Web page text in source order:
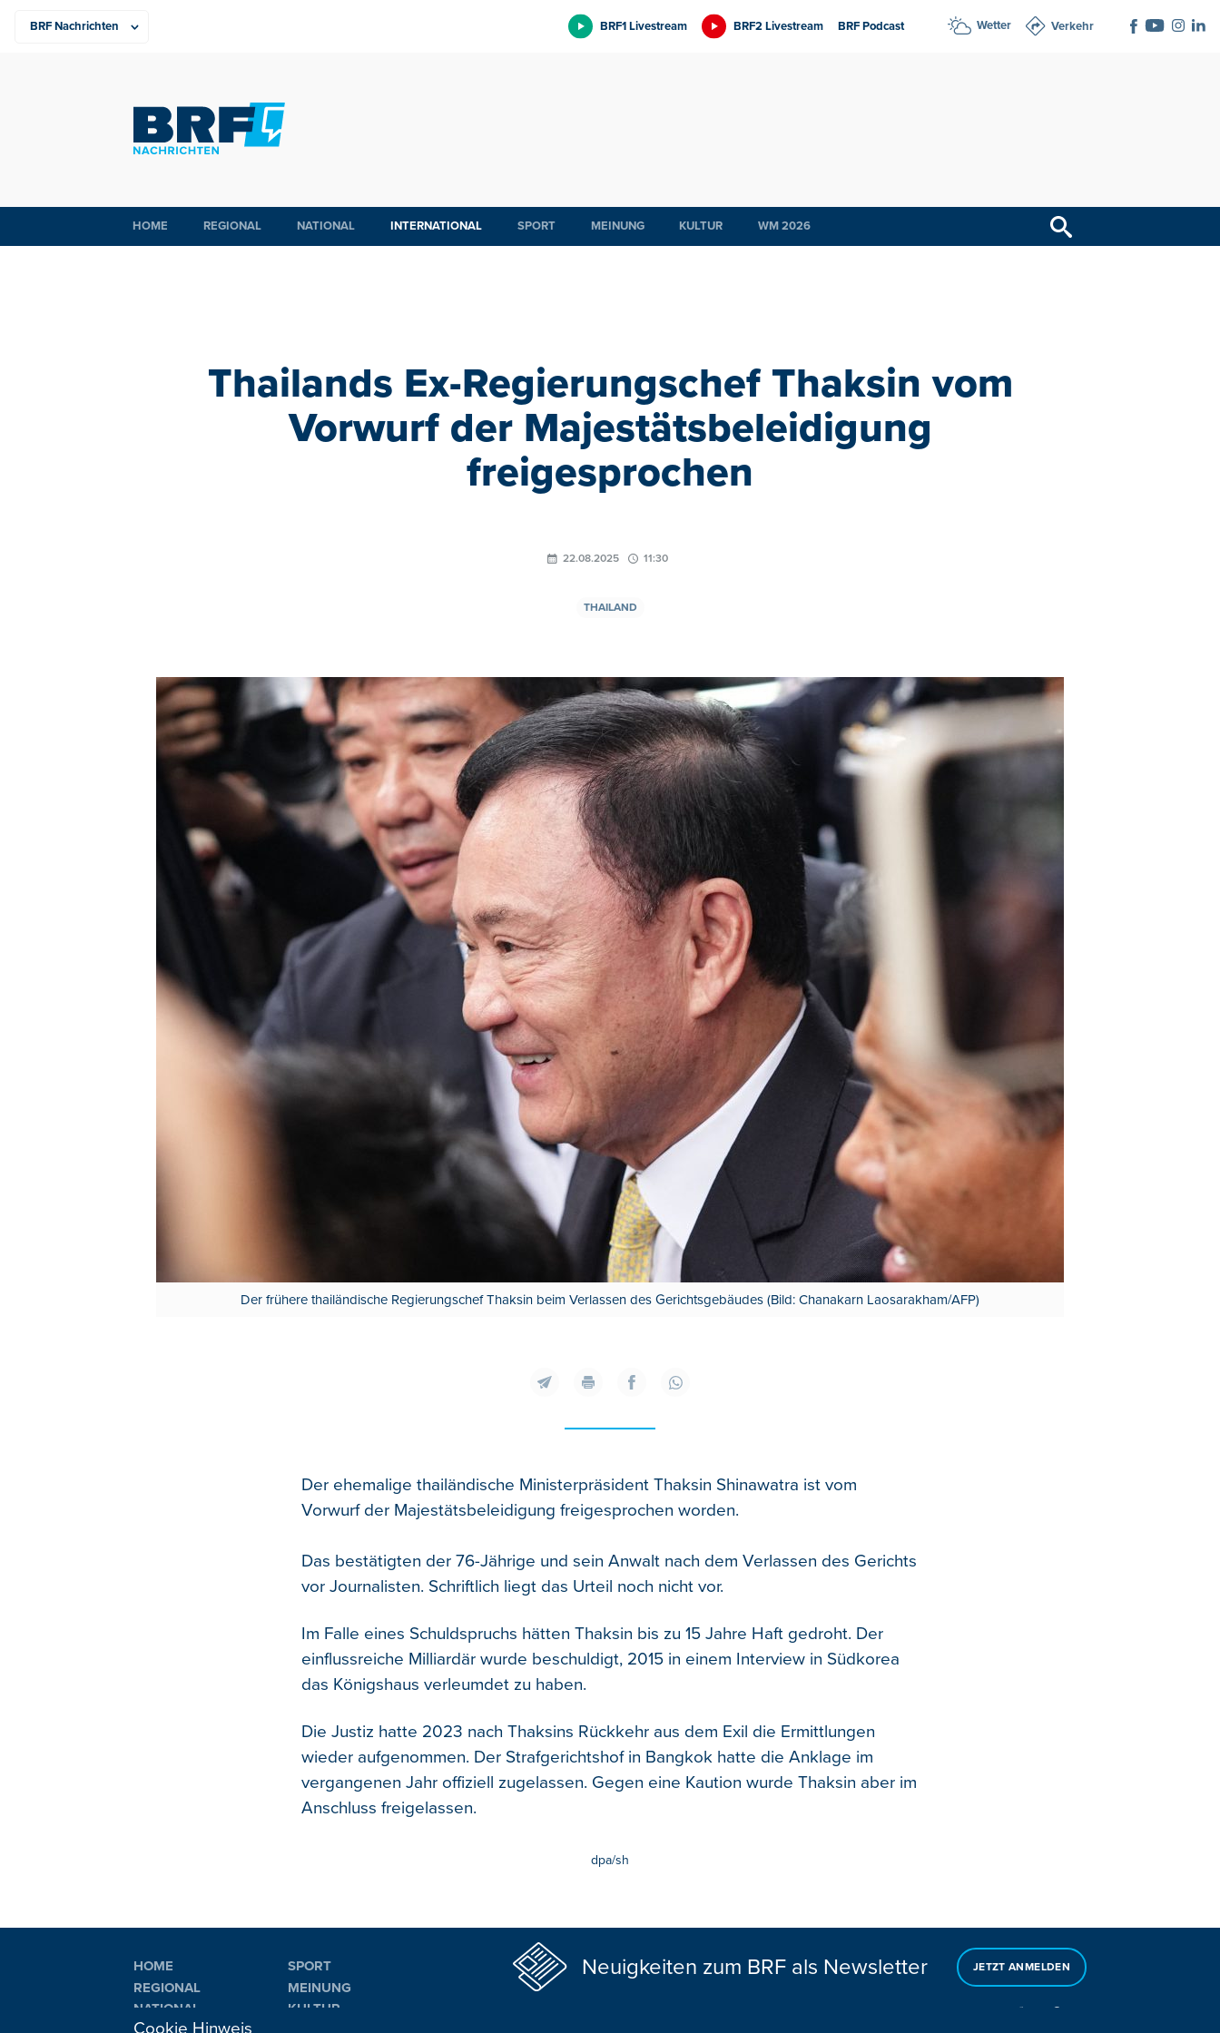
BRF1 Livestream BRF2 Livestream BRF Podcast Wetter Verkehr
HOME REGIONAL NATIONAL INTERNATIONAL SPORT MEINUNG KULTUR WM 2026
Thailands Ex-Regierungschef Thaksin vom
Vorwurf der Majestätsbeleidigung
freigesprochen
22.08.2025 11:30
THAILAND
Der frühere thailändische Regierungschef Thaksin beim Verlassen des Gerichtsgebäudes (Bild: Chanakarn Laosarakham/AFP)
Der ehemalige thailändische Ministerpräsident Thaksin Shinawatra ist vom
Vorwurf der Majestätsbeleidigung freigesprochen worden.
Das bestätigten der 76-Jährige und sein Anwalt nach dem Verlassen des Gerichts
vor Journalisten. Schriftlich liegt das Urteil noch nicht vor.
Im Falle eines Schuldspruchs hätten Thaksin bis zu 15 Jahre Haft gedroht. Der
einflussreiche Milliardär wurde beschuldigt, 2015 in einem Interview in Südkorea
das Königshaus verleumdet zu haben.
Die Justiz hatte 2023 nach Thaksins Rückkehr aus dem Exil die Ermittlungen
wieder aufgenommen. Der Strafgerichtshof in Bangkok hatte die Anklage im
vergangenen Jahr offiziell zugelassen. Gegen eine Kaution wurde Thaksin aber im
Anschluss freigelassen.
dpa/sh
HOME
REGIONAL
NATIONAL
SPORT
MEINUNG
KULTUR
Neuigkeiten zum BRF als Newsletter JETZT ANMELDEN